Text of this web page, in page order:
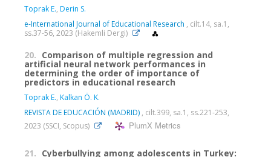
Toprak E., Derin S.
e-International Journal of Educational Research , cilt.14, sa.1,
ss.37-56, 2023 (Hakemli Dergi)
20. Comparison of multiple regression and
artificial neural network performances in
determining the order of importance of
predictors in educational research
Toprak E., Kalkan Ö. K.
REVISTA DE EDUCACIÓN (MADRID) , cilt.399, sa.1, ss.221-253,
2023 (SSCI, Scopus)
PlumX Metrics
21. Cyberbullying among adolescents in Turkey: